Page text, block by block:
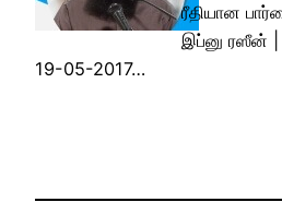
ரீதியான
இப்னு ரஸீன் |
19-05-2017…